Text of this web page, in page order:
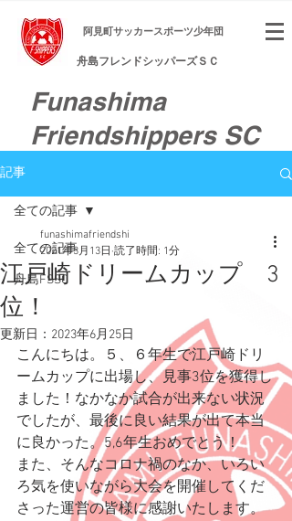
舟島フレンドシッパーズＳＣ
​阿見町サッカースポーツ少年団
Funashima
Friendshippers SC
記事
全ての記事
舟島FSSC
全ての記事
江戸崎ドリームカップ 3
位！
funashimafriendshi
2021年3月13日 読了時間: 1分
更新日： 2023年6月25日
こんにちは。５、６年生で江戸崎ドリ
ームカップに出場し、見事3位を獲得し
ました！なかなか試合が出来ない状況
でしたが、最後に良い結果が出て本当
に良かった。5,6年生おめでとう！
また、そんなコロナ禍のなか、いろい
ろ気を使いながら大会を開催してくだ
さった運営の皆様に感謝いたします。